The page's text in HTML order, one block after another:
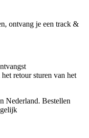
ontvang je een track &
retour sturen van het
Nederland. Bestellen